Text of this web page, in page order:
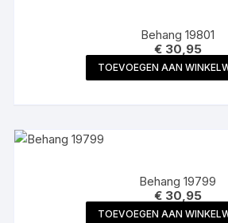
Behang 19801
€30,95
TOEVOEGEN AAN
Behang 19799
€30,95
TOEVOEGEN AAN